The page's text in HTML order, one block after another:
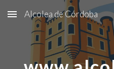
Skip to main content
Alcolea de Córdoba